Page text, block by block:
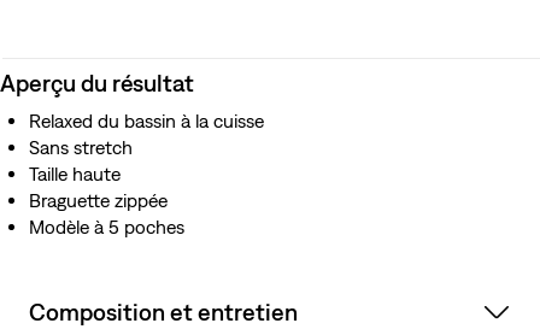
Aperçu du résultat
Relaxed du bassin à la cuisse
Sans stretch
Taille haute
Braguette zippée
Modèle à 5 poches
Composition et entretien